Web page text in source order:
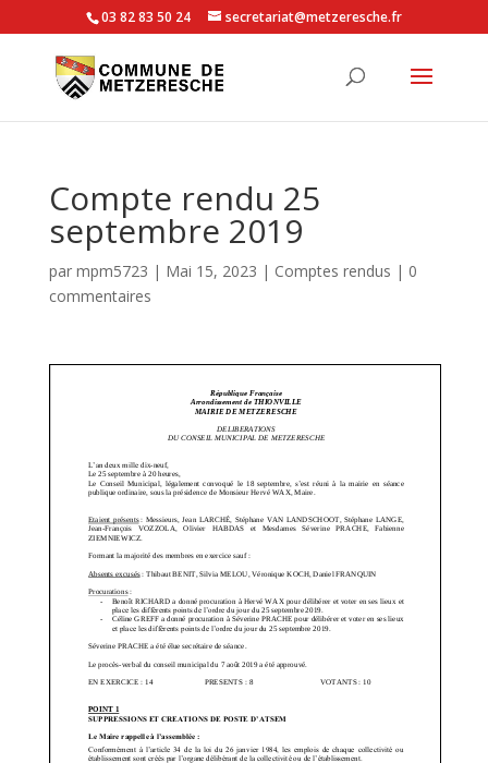
03 82 83 50 24 secretariat@metzeresche.fr
Compte rendu 25
septembre 2019
par mpm5723 | Mai 15, 2023 | Comptes rendus | 0
commentaires